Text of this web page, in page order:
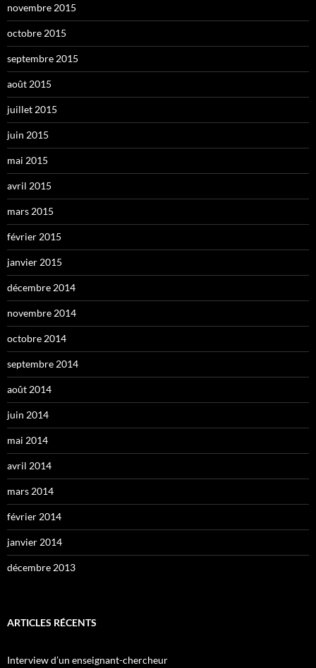
novembre 2015
octobre 2015
septembre 2015
août 2015
juillet 2015
juin 2015
mai 2015
avril 2015
mars 2015
février 2015
janvier 2015
décembre 2014
novembre 2014
octobre 2014
septembre 2014
août 2014
juin 2014
mai 2014
avril 2014
mars 2014
février 2014
janvier 2014
décembre 2013
ARTICLES RÉCENTS
Interview d’un enseignant-chercheur